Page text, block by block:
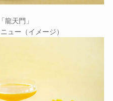
龍天門」
ュー（イメージ）